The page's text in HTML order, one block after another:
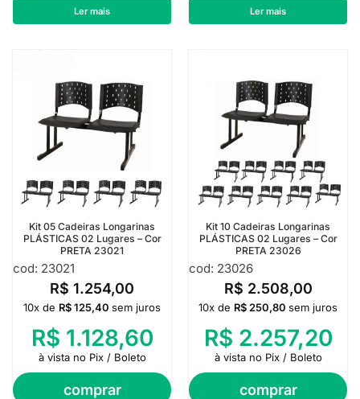
R$507,50
Ler mais R$507,50
Ler mais
Kit 05 Cadeiras Longarinas
PLÁSTICAS 02 Lugares – Cor
PRETA 23021
cod: 23021
R$ 1.254,00
comprar
10x de R$125,40 sem juros
R$ 1.128,60
à vista no Pix / Boleto
Kit 10 Cadeiras Longarinas
PLÁSTICAS 02 Lugares – Cor
PRETA 23026
cod: 23026
R$ 2.508,00
comprar
10x de R$ 250,80 sem juros
R$ 2.257,20
à vista no Pix / Boleto